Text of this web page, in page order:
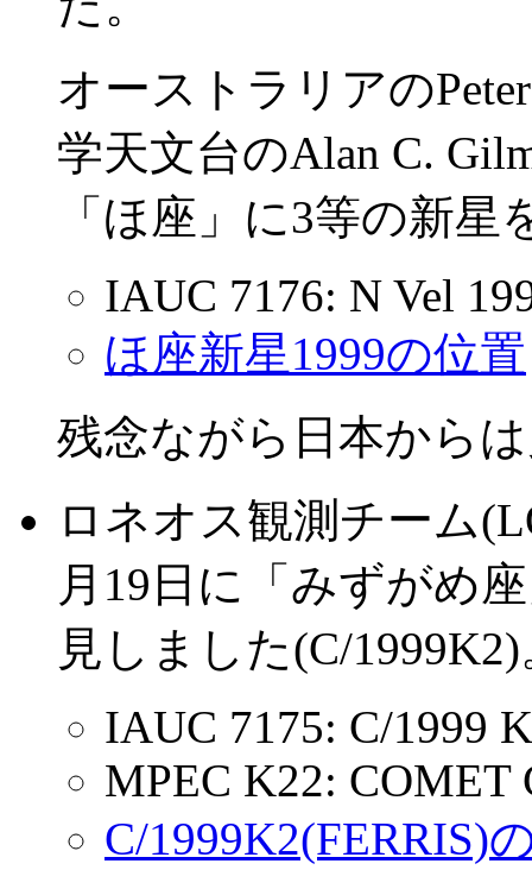
オーストラリアの
学天文台のAlan C.
「ほ座」に3等の新
IAUC 7176: N Vel
ほ座新星1999の位置
残念ながら日本から
ロネオス観測チーム
月19日に「みずがめ
見しました(C/1999K2)
IAUC 7175: C/1999
MPEC K22: COMET
C/1999K2(FERRIS)